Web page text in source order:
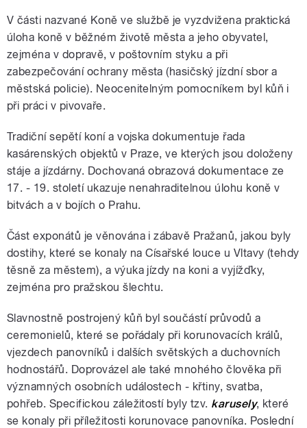
V části nazvané Koně ve službě je vyzdvižena praktická
úloha koně v běžném životě města a jeho obyvatel,
zejména v dopravě, v poštovním styku a při
zabezpečování ochrany města (hasičský jízdní sbor a
městská policie). Neocenitelným pomocníkem byl kůň i
při práci v pivovaře.
Tradiční sepětí koní a vojska dokumentuje řada
kasárenských objektů v Praze, ve kterých jsou doloženy
stáje a jízdárny. Dochovaná obrazová dokumentace ze
17. - 19. století ukazuje nenahraditelnou úlohu koně v
bitvách a v bojích o Prahu.
Část exponátů je věnována i zábavě Pražanů, jakou byly
dostihy, které se konaly na Císařské louce u Vltavy (tehdy
těsně za městem), a výuka jízdy na koni a vyjížďky,
zejména pro pražskou šlechtu.
Slavnostně postrojený kůň byl součástí průvodů a
ceremonielů, které se pořádaly při korunovacích králů,
vjezdech panovníků i dalších světských a duchovních
hodnostářů. Doprovázel ale také mnohého člověka při
významných osobních událostech - křtiny, svatba,
pohřeb. Specifickou záležitostí byly tzv. karusely, které
se konaly při příležitosti korunovace panovníka. Poslední